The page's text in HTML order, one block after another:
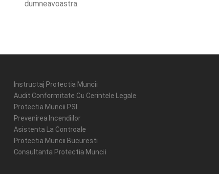
dumneavoastra.
Instructaj Protectia Muncii
Audit Conformitate Cu Cerintele Legale
Protectia Muncii PSI
Prevenirea Incendiilor
Asistenta La Controale
Protectia Muncii Bucuresti
Consultanta Protectia Muncii